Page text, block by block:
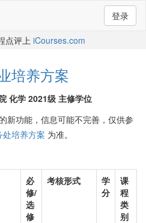
登录
点评上 iCourses.com
培养方案
化学 2021级 主修学位
新功能，信息可能不完善，仅供参
处培养方案 为准。
必
修/
选
修
考核形式
学
分
课
程
类
别